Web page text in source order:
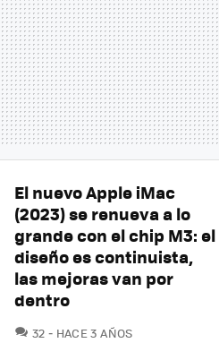
El nuevo Apple iMac
(2023) se renueva a lo
grande con el chip M3: el
diseño es continuista,
las mejoras van por
dentro
32 COMENTARIOS
HACE 3 AÑOS